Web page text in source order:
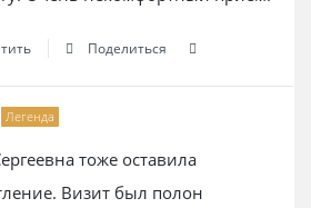
Поделиться
Легенда
тоже оставила
Визит был полон